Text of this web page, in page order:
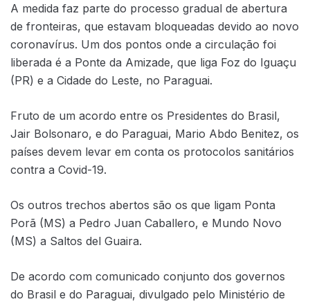
A medida faz parte do processo gradual de abertura
de fronteiras, que estavam bloqueadas devido ao novo
coronavírus. Um dos pontos onde a circulação foi
liberada é a Ponte da Amizade, que liga Foz do Iguaçu
(PR) e a Cidade do Leste, no Paraguai.
Fruto de um acordo entre os Presidentes do Brasil,
Jair Bolsonaro, e do Paraguai, Mario Abdo Benitez, os
países devem levar em conta os protocolos sanitários
contra a Covid-19.
Os outros trechos abertos são os que ligam Ponta
Porã (MS) a Pedro Juan Caballero, e Mundo Novo
(MS) a Saltos del Guaira.
De acordo com comunicado conjunto dos governos
do Brasil e do Paraguai, divulgado pelo Ministério de